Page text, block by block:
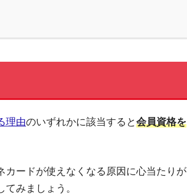
理由のいずれかに該当すると会員資格を
ードが使えなくなる原因に心当たりが
てみましょう。